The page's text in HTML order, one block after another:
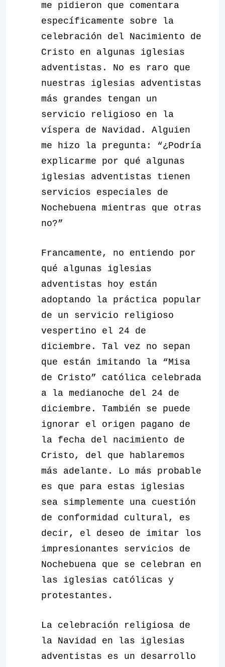
me pidieron que comentara
específicamente sobre la
celebración del Nacimiento de
Cristo en algunas iglesias
adventistas. No es raro que
nuestras iglesias adventistas
más grandes tengan un
servicio religioso en la
víspera de Navidad. Alguien
me hizo la pregunta: “¿Podría
explicarme por qué algunas
iglesias adventistas tienen
servicios especiales de
Nochebuena mientras que otras
no?”
Francamente, no entiendo por
qué algunas iglesias
adventistas hoy están
adoptando la práctica popular
de un servicio religioso
vespertino el 24 de
diciembre. Tal vez no sepan
que están imitando la “Misa
de Cristo” católica celebrada
a la medianoche del 24 de
diciembre. También se puede
ignorar el origen pagano de
la fecha del nacimiento de
Cristo, del que hablaremos
más adelante. Lo más probable
es que para estas iglesias
sea simplemente una cuestión
de conformidad cultural, es
decir, el deseo de imitar los
impresionantes servicios de
Nochebuena que se celebran en
las iglesias católicas y
protestantes.
La celebración religiosa de
la Navidad en las iglesias
adventistas es un desarrollo